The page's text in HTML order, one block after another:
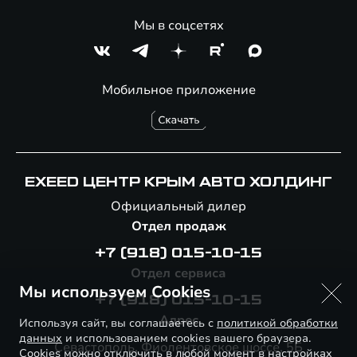
Мобильное приложение
Мы в соцсетях
EXEED ЦЕНТР КРЫМ АВТО ХОЛДИНГ
Официальный дилер
Отдел продаж
+7 (918) 015-10-15
Отдел сервиса
+7 (918) 015-10-15
Адрес
Севастополь, Фиолентовское шоссе, 5Б
Мы используем Cookies
Используя сайт, вы соглашаетесь с политикой обработки
данных и использованием cookies вашего браузера.
Cookies можно отключить в любой момент в настройках